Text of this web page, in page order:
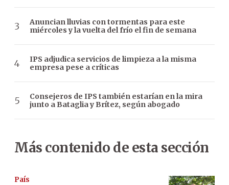
Anuncian lluvias con tormentas para este
miércoles y la vuelta del frío el fin de semana
IPS adjudica servicios de limpieza a la misma
empresa pese a críticas
Consejeros de IPS también estarían en la mira
junto a Bataglia y Brítez, según abogado
Más contenido de esta sección
País